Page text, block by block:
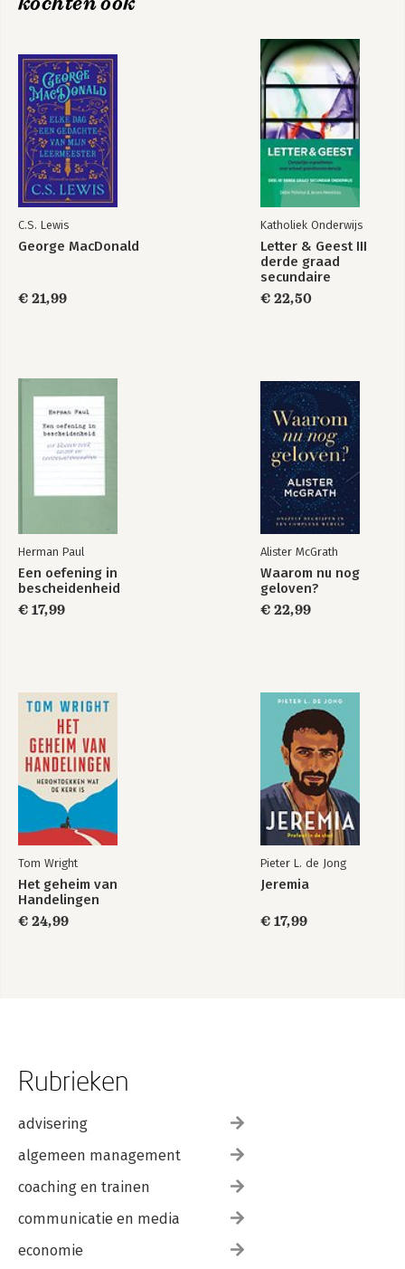
C.S. Lewis
George MacDonald
€ 21,99
Katholiek Onderwijs
Letter & Geest III
derde graad
secundaire
onderwijs
€ 22,50
Herman Paul
Een oefening in
bescheidenheid
€ 17,99
Alister McGrath
Waarom nu nog
geloven?
€ 22,99
Tom Wright
Het geheim van
Handelingen
€ 24,99
Pieter L. de Jong
Jeremia
€ 17,99
Rubrieken
advisering
algemeen management
coaching en trainen
communicatie en media
economie